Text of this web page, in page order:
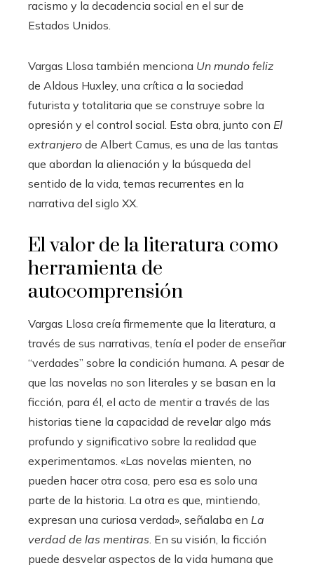
racismo y la decadencia social en el sur de
Estados Unidos.
Vargas Llosa también menciona Un mundo feliz
de Aldous Huxley, una crítica a la sociedad
futurista y totalitaria que se construye sobre la
opresión y el control social. Esta obra, junto con El
extranjero de Albert Camus, es una de las tantas
que abordan la alienación y la búsqueda del
sentido de la vida, temas recurrentes en la
narrativa del siglo XX.
El valor de la literatura como
herramienta de
autocomprensión
Vargas Llosa creía firmemente que la literatura, a
través de sus narrativas, tenía el poder de enseñar
“verdades” sobre la condición humana. A pesar de
que las novelas no son literales y se basan en la
ficción, para él, el acto de mentir a través de las
historias tiene la capacidad de revelar algo más
profundo y significativo sobre la realidad que
experimentamos. «Las novelas mienten, no
pueden hacer otra cosa, pero esa es solo una
parte de la historia. La otra es que, mintiendo,
expresan una curiosa verdad», señalaba en La
verdad de las mentiras . En su visión, la ficción
puede desvelar aspectos de la vida humana que